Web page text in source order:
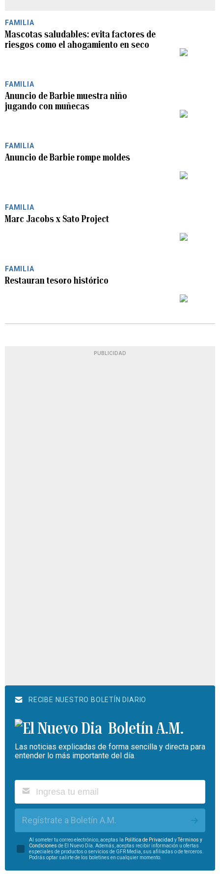
FAMILIA
Mascotas saludables: evita factores de
riesgos como el ahogamiento en seco
FAMILIA
Anuncio de Barbie muestra niño
jugando con muñecas
FAMILIA
Anuncio de Barbie rompe moldes
FAMILIA
Marc Jacobs x Sato Project
FAMILIA
Restauran tesoro histórico
PUBLICIDAD
RECIBE NUESTRO BOLETÍN DIARIO
Boletín A.M.
Las noticias explicadas de forma sencilla y directa para
entender lo más importante del día.
Regístrate a Boletín A.M.
Al someter tu correo electrónico, aceptas la Política de Privacidad yTérminos y
Condiciones de El Nuevo Día. Además, aceptas recibir información u ofertas
especiales de productos o servicios de GFR Media, sus afiliadas o de terceros.
Podrás optar salirte de los boletines en cualquier momento.